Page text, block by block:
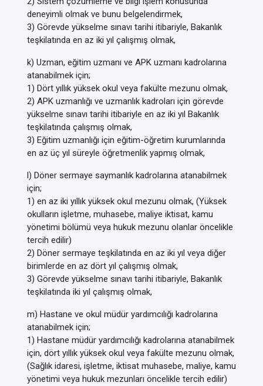
deneyimli olmak ve bunu belgelendirmek,
3) Görevde yükselme sınavı tarihi itibariyle, Bakanlık
teşkilatında en az iki yıl çalışmış olmak,
k) Uzman, eğitim uzmanı ve APK uzmanı kadrolarına
atanabilmek için;
1) Dört yıllık yüksek okul veya fakülte mezunu olmak,
2) APK uzmanlığı ve uzmanlık kadroları için görevde
yükselme sınavı tarihi itibariyle en az iki yıl Bakanlık
teşkilatında çalışmış olmak,
3) Eğitim uzmanlığı için eğitim-öğretim kurumlarında
en az üç yıl süreyle öğretmenlik yapmış olmak,
l) Döner sermaye saymanlık kadrolarına atanabilmek
için;
1) en az iki yıllık yüksek okul mezunu olmak, (Yüksek
okulların işletme, muhasebe, maliye iktisat, kamu
yönetimi bölümü veya hukuk mezunu olanlar öncelikle
tercih edilir)
2) Döner sermaye teşkilatında en az iki yıl veya diğer
birimlerde en az dört yıl çalışmış olmak,
3) Görevde yükselme sınavı tarihi itibariyle, Bakanlık
teşkilatında iki yıl çalışmış olmak,
m) Hastane ve okul müdür yardımcılığı kadrolarına
atanabilmek için;
1) Hastane müdür yardımcılığı kadrolarına atanabilmek
için, dört yıllık yüksek okul veya fakülte mezunu olmak,
(Sağlık idaresi, işletme, iktisat muhasebe, maliye, kamu
yönetimi veya hukuk mezunları öncelikle tercih edilir)